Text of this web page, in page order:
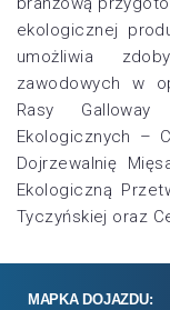
ekologicznej
umożliwia
zawodowych w
Rasy
Ekologicznych –
Dojrzewalnię
Ekologiczną
Tyczyńskiej oraz
MAPKA DOJAZDU: